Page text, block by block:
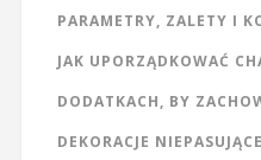
PARAMETRY, ZALETY I
JAK UPORZĄDKOWAĆ
DODATKACH, BY
DEKORACJE